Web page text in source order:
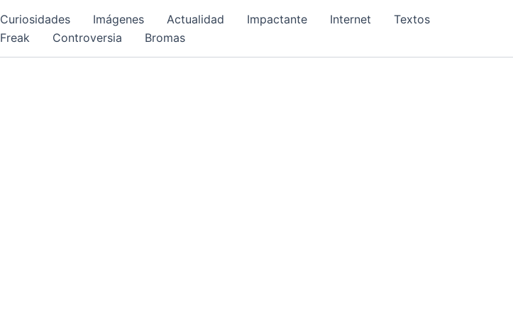
Curiosidades Imágenes Actualidad Impactante Internet
Textos
Freak
Controversia Bromas